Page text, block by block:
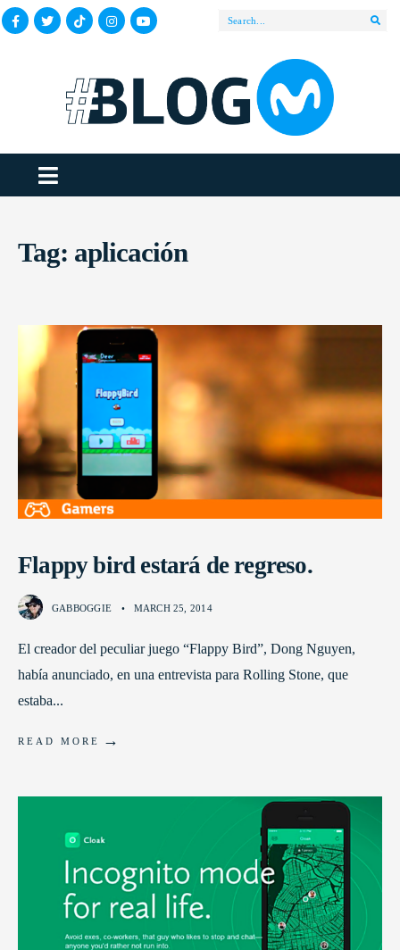
Tag: aplicación
Flappy bird estará de regreso.
GABBOGGIE • MARCH 25, 2014
El creador del peculiar juego “Flappy Bird”, Dong Nguyen,
había anunciado, en una entrevista para Rolling Stone, que
estaba...
READ MORE →